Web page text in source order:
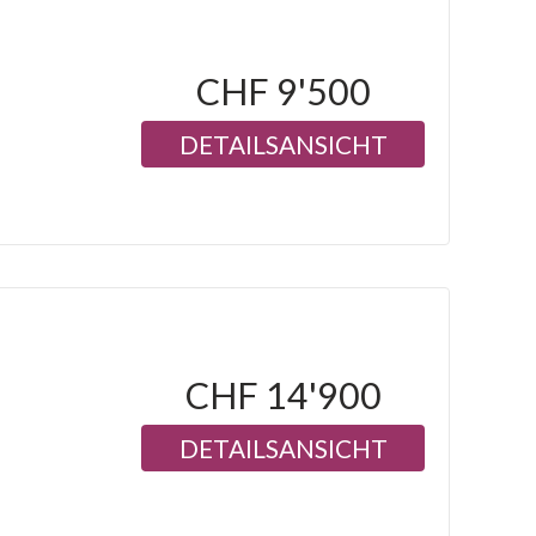
CHF 9'500
DETAILSANSICHT
CHF 14'900
DETAILSANSICHT